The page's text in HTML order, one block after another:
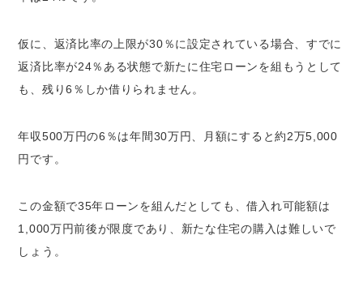
仮に、返済比率の上限が30％に設定されている場合、すでに
返済比率が24％ある状態で新たに住宅ローンを組もうとして
も、残り6％しか借りられません。
年収500万円の6％は年間30万円、月額にすると約2万5,000
円です。
この金額で35年ローンを組んだとしても、借入れ可能額は
1,000万円前後が限度であり、新たな住宅の購入は難しいで
しょう。